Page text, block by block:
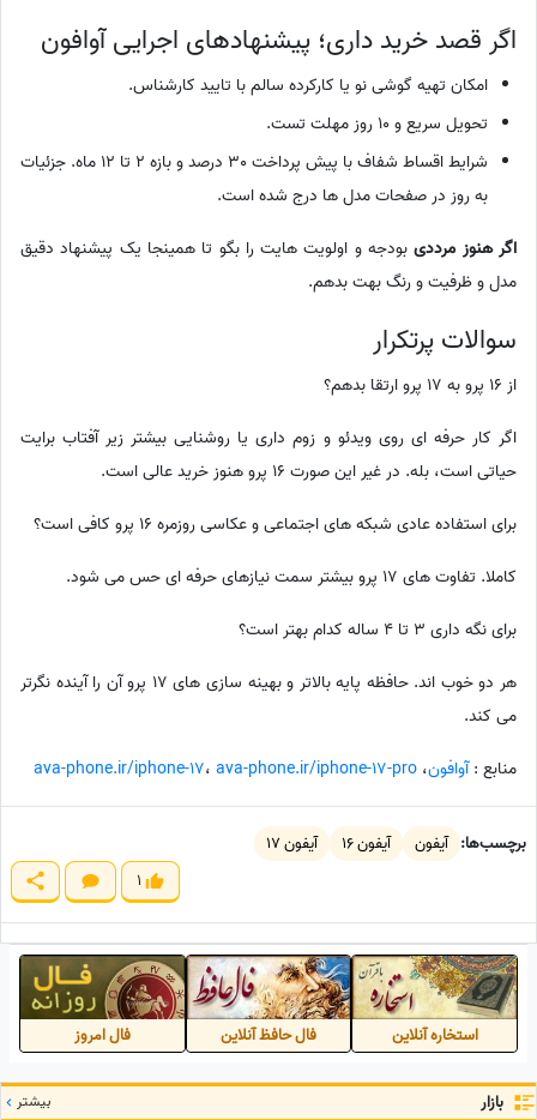
اگر قصد خرید داری؛ پیشنهادهای اجرایی آوافون
امکان تهیه گوشی نو یا کارکرده سالم با تایید کارشناس.
تحویل سریع و 10 روز مهلت تست.
شرایط اقساط شفاف با پیش پرداخت 30 درصد و بازه 2 تا 12 ماه. جزئیات
به روز در صفحات مدل ها درج شده است.
اگر هنوز مرددیبودجه و اولویت هایت را بگو تا همینجا یک پیشنهاد دقیق
مدل و ظرفیت و رنگ بهت بدهم.
سوالات پرتکرار
از 16 پرو به 17 پرو ارتقا بدهم؟
اگر کار حرفه ای روی ویدئو و زوم داری یا روشنایی بیشتر زیر آفتاب برایت
حیاتی است، بله. در غیر این صورت 16 پرو هنوز خرید عالی است.
برای استفاده عادی شبکه های اجتماعی و عکاسی روزمره 16 پرو کافی است؟
کاملا. تفاوت های 17 پرو بیشتر سمت نیازهای حرفه ای حس می شود.
برای نگه داری 3 تا 4 ساله کدام بهتر است؟
هر دو خوب اند. حافظه پایه بالاتر و بهینه سازی های 17 پرو آن را آینده نگرتر
می کند.
منابع :آوافون، ava-phone.ir/iphone-17، ava-phone.ir/iphone-17-pro
برچسب‌ها: آیفون آیفون 16
آیفون 17
1
استخاره آنلاین فال حافظ آنلاین فال امروز
بازار بیشتر